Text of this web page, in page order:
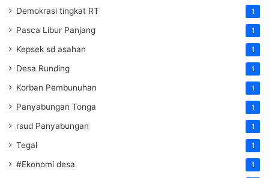
Demokrasi tingkat RT 1
Pasca Libur Panjang 1
Kepsek sd asahan 1
Desa Runding 1
Korban Pembunuhan 1
Panyabungan Tonga 1
rsud Panyabungan 1
Tegal 1
#Ekonomi desa 1